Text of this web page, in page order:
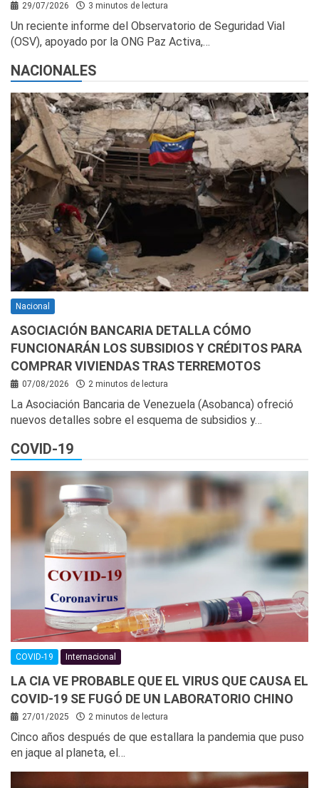
29/07/2026 3 minutos de lectura
Un reciente informe del Observatorio de Seguridad Vial
(OSV), apoyado por la ONG Paz Activa,…
NACIONALES
Nacional
ASOCIACIÓN BANCARIA DETALLA CÓMO
FUNCIONARÁN LOS SUBSIDIOS Y CRÉDITOS PARA
COMPRAR VIVIENDAS TRAS TERREMOTOS
07/08/2026 2 minutos de lectura
La Asociación Bancaria de Venezuela (Asobanca) ofreció
nuevos detalles sobre el esquema de subsidios y…
COVID-19
COVID-19 Internacional
LA CIA VE PROBABLE QUE EL VIRUS QUE CAUSA EL
COVID-19 SE FUGÓ DE UN LABORATORIO CHINO
27/01/2025 2 minutos de lectura
Cinco años después de que estallara la pandemia que puso
en jaque al planeta, el…